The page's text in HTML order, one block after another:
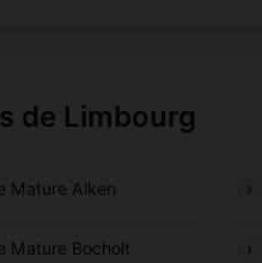
de Limbourg
Mature Alken
Mature Bocholt